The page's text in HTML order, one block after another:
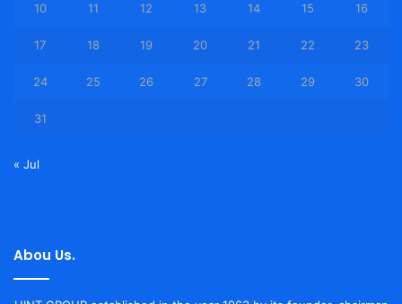
10 11 12 13 14 15 16
17 18 19 20 21 22 23
24 25 26 27 28 29 30
31
« Jul
Abou Us.